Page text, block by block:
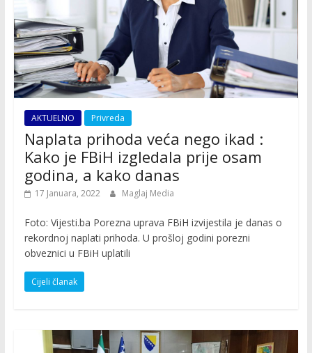
AKTUELNO Privreda
Naplata prihoda veća nego ikad :
Kako je FBiH izgledala prije osam
godina, a kako danas
17 Januara, 2022 Maglaj Media
Foto: Vijesti.ba Porezna uprava FBiH izvijestila je danas o
rekordnoj naplati prihoda. U prošloj godini porezni
obveznici u FBiH uplatili
Cijeli članak